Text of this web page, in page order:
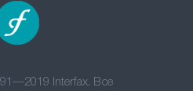
Interfax. Все